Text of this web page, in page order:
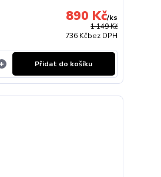
1 149 Kč
890 Kč/ks
736 Kčbez DPH
Přidat do košíku